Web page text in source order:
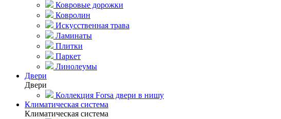
Ковровые дорожки
Ковролин
Искусственная трава
Ламинаты
Плитки
Паркет
Линолеумы
Двери
Двери
Коллекция Forsa двери в нишу
Климатическая система
Климатическая система